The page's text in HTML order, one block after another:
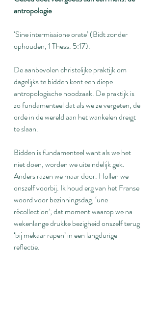
antropologie
‘Sine intermissione orate’ (Bidt zonder
ophouden, 1 Thess. 5:17).
De aanbevolen christelijke praktijk om
dagelijks te bidden kent een diepe
antropologische noodzaak. De praktijk is
zo fundamenteel dat als we ze vergeten, de
orde in de wereld aan het wankelen dreigt
te slaan.
Bidden is fundamenteel want als we het
niet doen, worden we uiteindelijk gek.
Anders razen we maar door. Hollen we
onszelf voorbij. Ik houd erg van het Franse
woord voor bezinningsdag, ‘une
récollection’; dat moment waarop we na
wekenlange drukke bezigheid onszelf terug
‘bij mekaar rapen’ in een langdurige
reflectie.